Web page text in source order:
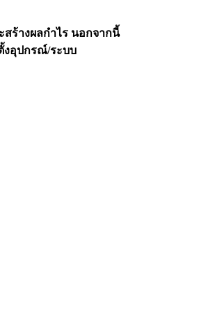
สร้างผลกำไร นอกจากนี้
งอุปกรณ์/ระบบ